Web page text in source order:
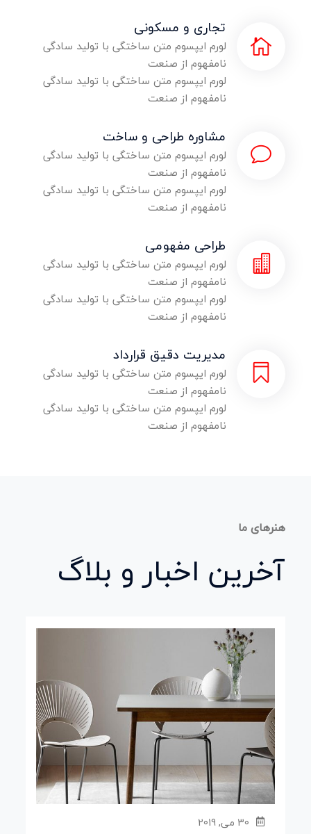
تجاری و مسکونی
لورم ایپسوم متن ساختگی با تولید سادگی
نامفهوم از صنعت
لورم ایپسوم متن ساختگی با تولید سادگی
نامفهوم از صنعت
مشاوره طراحی و ساخت
لورم ایپسوم متن ساختگی با تولید سادگی
نامفهوم از صنعت
لورم ایپسوم متن ساختگی با تولید سادگی
نامفهوم از صنعت
طراحی مفهومی
لورم ایپسوم متن ساختگی با تولید سادگی
نامفهوم از صنعت
لورم ایپسوم متن ساختگی با تولید سادگی
نامفهوم از صنعت
مدیریت دقیق قرارداد
لورم ایپسوم متن ساختگی با تولید سادگی
نامفهوم از صنعت
لورم ایپسوم متن ساختگی با تولید سادگی
نامفهوم از صنعت
هنرهای ما
آخرین اخبار و بلاگ
30 می, 2019